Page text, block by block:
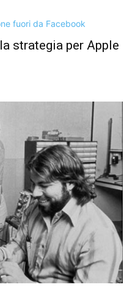
strategia per Apple